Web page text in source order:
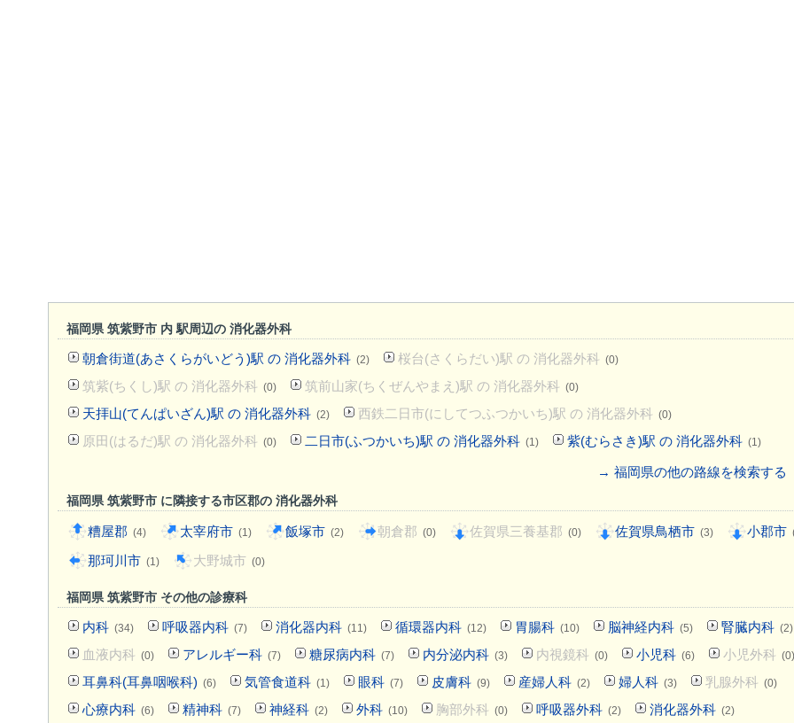
福岡県 筑紫野市 内 駅周辺の 消化器外科
朝倉街道(あさくらがいどう)駅 の 消化器外科 (2) 桜台(さくらだい)駅 の 消化器外科 (0)
筑紫(ちくし)駅 の 消化器外科 (0) 筑前山家(ちくぜんやまえ)駅 の 消化器外科 (0)
天拝山(てんぱいざん)駅 の 消化器外科 (2) 西鉄二日市(にしてつふつかいち)駅 の 消化器外科 (0)
原田(はるだ)駅 の 消化器外科 (0) 二日市(ふつかいち)駅 の 消化器外科 (1) 紫(むらさき)駅 の 消化器外科 (1)
→ 福岡県の他の路線を検索する
福岡県 筑紫野市 に隣接する市区郡の 消化器外科
糟屋郡 (4) 太宰府市 (1) 飯塚市 (2) 朝倉郡 (0) 佐賀県三養基郡 (0) 佐賀県鳥栖市 (3) 小郡市
那珂川市 (1) 大野城市 (0)
福岡県 筑紫野市 その他の診療科
内科 (34) 呼吸器内科 (7) 消化器内科 (11) 循環器内科 (12) 胃腸科 (10) 脳神経内科 (5) 腎臓内科 (2)
血液内科 (0) アレルギー科 (7) 糖尿病内科 (7) 内分泌内科 (3) 内視鏡科 (0) 小児科 (6) 小児外科 (0)
耳鼻科(耳鼻咽喉科) (6) 気管食道科 (1) 眼科 (7) 皮膚科 (9) 産婦人科 (2) 婦人科 (3) 乳腺外科 (0)
心療内科 (6) 精神科 (7) 神経科 (2) 外科 (10) 胸部外科 (0) 呼吸器外科 (2) 消化器外科 (2)